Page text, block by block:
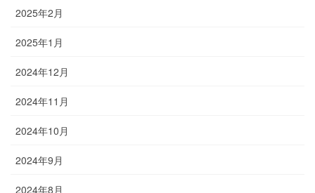
2025年2月
2025年1月
2024年12月
2024年11月
2024年10月
2024年9月
2024年8月